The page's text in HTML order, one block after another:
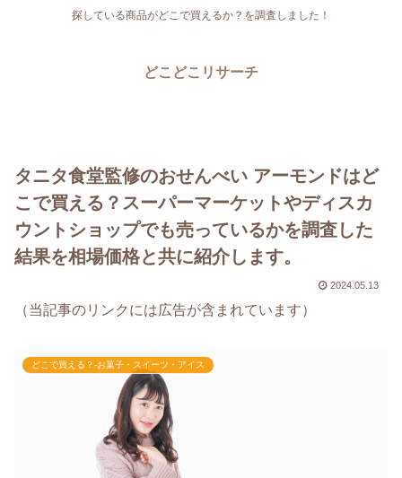
探している商品がどこで買えるか？を調査しました！
どこどこリサーチ
タニタ食堂監修のおせんべい アーモンドはど
こで買える？スーパーマーケットやディスカ
ウントショップでも売っているかを調査した
結果を相場価格と共に紹介します。
2024.05.13
（当記事のリンクには広告が含まれています）
どこで買える？-お菓子・スイーツ・アイス